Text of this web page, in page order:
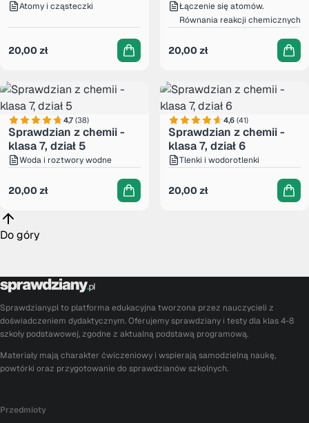
Atomy i cząsteczki
20,00 zł
Łączenie się atomów.
Równania reakcji chemicznych
20,00 zł
4,7 (38)
Sprawdzian z chemii -
klasa 7, dział 5
Woda i roztwory wodne
20,00 zł
4,6 (41)
Sprawdzian z chemii -
klasa 7, dział 6
Tlenki i wodorotlenki
20,00 zł
Do góry
Sprawdziany.pl to platforma edukacyjna tworzona przez nauczycieli z
doświadczeniem dydaktycznym. Oferujemy sprawdziany i testy dla klas 4-8
szkoły podstawowej, zgodne z aktualną podstawą programową.
Materiały mają charakter ćwiczeniowy i wspierają samodzielną naukę,
powtórki oraz przygotowanie do sprawdzianów szkolnych.
Przedmioty